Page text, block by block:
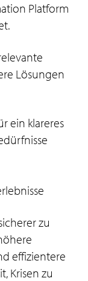
Platform
Lösungen
ein klareres
zu
effizientere
Krisen zu